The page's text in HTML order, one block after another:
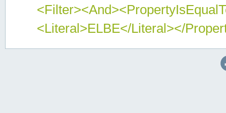
<Literal>ELBE</Literal></